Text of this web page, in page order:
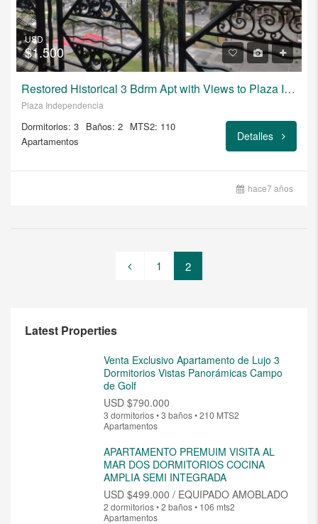
USD
$1.500
Restored Historical 3 Bdrm Apt with Views to Plaza Independencia
Plaza Independencia
Dormitorios: 3 Baños: 2 MTS2: 110
Apartamentos
Detalles
hace7 años
1 2
Latest Properties
Venta Exclusivo Apartamento de Lujo 3
Dormitorios Vistas Panorámicas Campo
de Golf
USD $790.000
3 dormitorios • 3 baños • 210 MTS2
Apartamentos
APARTAMENTO PREMUIM VISITA AL
MAR DOS DORMITORIOS COCINA
AMPLIA SEMI INTEGRADA
USD $499.000 / EQUIPADO AMOBLADO
2 dormitorios • 2 baños • 106 mts2
Apartamentos